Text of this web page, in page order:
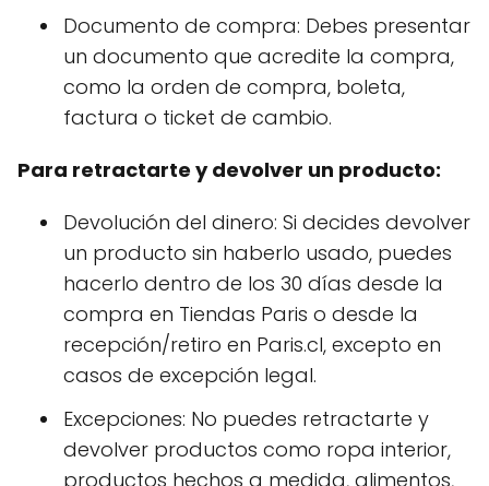
Documento de compra: Debes presentar
un documento que acredite la compra,
como la orden de compra, boleta,
factura o ticket de cambio.
Para retractarte y devolver un producto:
Devolución del dinero: Si decides devolver
un producto sin haberlo usado, puedes
hacerlo dentro de los 30 días desde la
compra en Tiendas Paris o desde la
recepción/retiro en Paris.cl, excepto en
casos de excepción legal.
Excepciones: No puedes retractarte y
devolver productos como ropa interior,
productos hechos a medida, alimentos,